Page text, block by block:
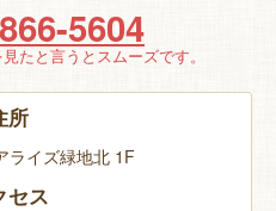
5604
たと言うとスムーズです。
所
イズ緑地北 1F
セス